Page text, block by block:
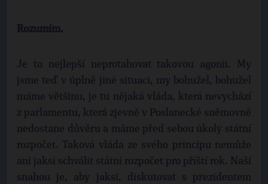
Rozumím.
Je to nejlepší neprotahovat takovou agonii. My
jsme teď v úplně jiné situaci, my bohužel, bohužel
máme většinu, je tu nějaká vláda, která nevychází
z parlamentu, která zjevně v Poslanecké sněmovně
nedostane důvěru a máme před sebou úkoly státní
rozpočet. Taková vláda ze svého principu nemůže
ani jaksi schválit státní rozpočet pro příští rok. Naší
snahou je, aby jaksi, diskutovat s prezidentem